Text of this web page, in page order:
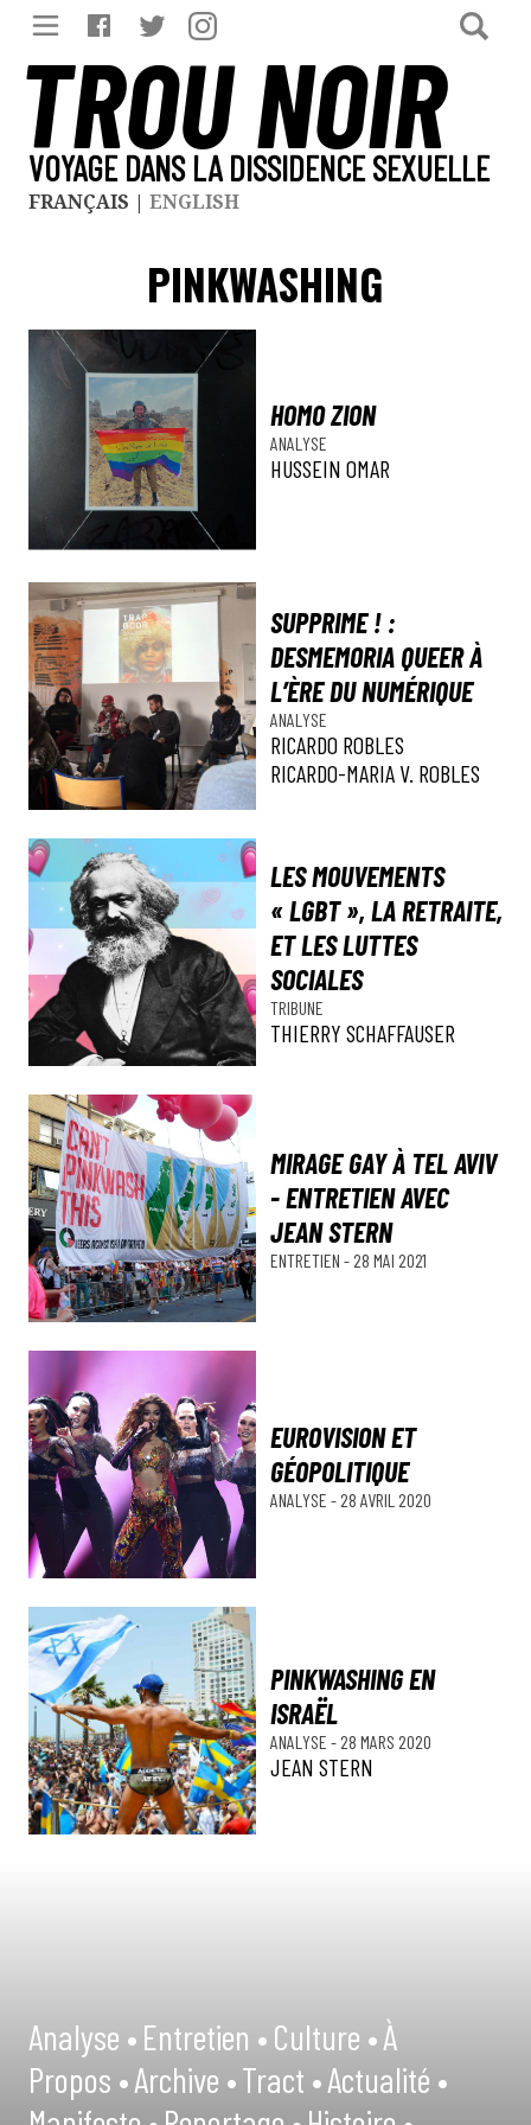
TROU NOIR
VOYAGE DANS LA DISSIDENCE SEXUELLE
FRANÇAIS | ENGLISH
PINKWASHING
HOMO ZION
ANALYSE
HUSSEIN OMAR
SUPPRIME ! :
DESMEMORIA QUEER À
L’ÈRE DU NUMÉRIQUE
ANALYSE
RICARDO ROBLES
RICARDO-MARIA V. ROBLES
LES MOUVEMENTS
« LGBT », LA RETRAITE,
ET LES LUTTES
SOCIALES
TRIBUNE
THIERRY SCHAFFAUSER
MIRAGE GAY À TEL AVIV
- ENTRETIEN AVEC
JEAN STERN
ENTRETIEN - 28 MAI 2021
EUROVISION ET
GÉOPOLITIQUE
ANALYSE - 28 AVRIL 2020
PINKWASHING EN
ISRAËL
ANALYSE - 28 MARS 2020
JEAN STERN
Analyse •Entretien •Culture •À
Propos •Archive •Tract •Actualité •